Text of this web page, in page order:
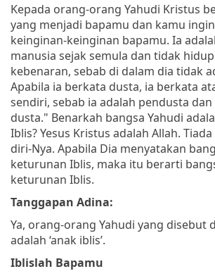
Kepada orang-orang Yahudi Kristus
yang menjadi bapamu dan kamu
keinginan-keinginan bapamu. Ia
manusia sejak semula dan tidak
kebenaran, sebab di dalam dia tidak
Apabila ia berkata dusta, ia berkata
sendiri, sebab ia adalah pendusta dan
dusta." Benarkah bangsa Yahudi
Iblis? Yesus Kristus adalah Allah.
diri-Nya. Apabila Dia menyatakan
keturunan Iblis, maka itu berarti
keturunan Iblis.
Tanggapan Adina:
Ya, orang-orang Yahudi yang disebut
adalah ‘anak iblis’.
Iblislah Bapamu